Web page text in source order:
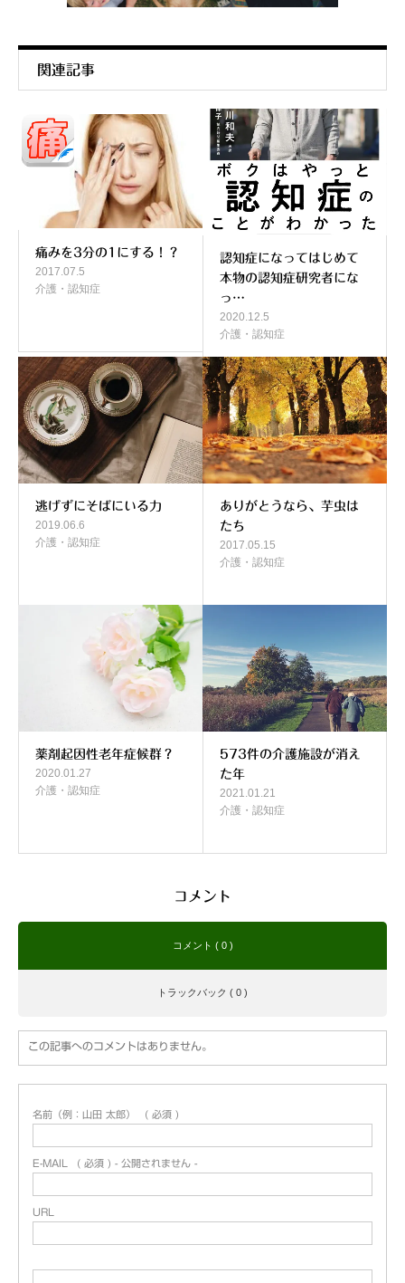
関連記事
痛みを3分の1にする！？
2017.07.5
介護・認知症
認知症になってはじめて
本物の認知症研究者にな
っ…
2020.12.5
介護・認知症
逃げずにそばにいる力
2019.06.6
介護・認知症
ありがとうなら、芋虫は
たち
2017.05.15
介護・認知症
薬剤起因性老年症候群？
2020.01.27
介護・認知症
573件の介護施設が消え
た年
2021.01.21
介護・認知症
コメント
コメント ( 0 )
トラックバック ( 0 )
この記事へのコメントはありません。
名前（例：山田 太郎） ( 必須 )
E-MAIL ( 必須 ) - 公開されません -
URL